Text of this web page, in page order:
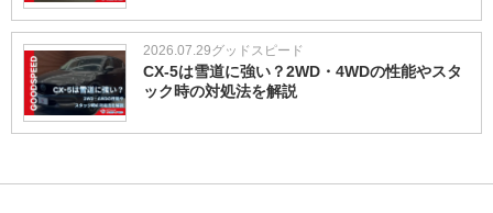
2026.07.29グッドスピード
CX-5は雪道に強い？2WD・4WDの性能やスタ
ック時の対処法を解説